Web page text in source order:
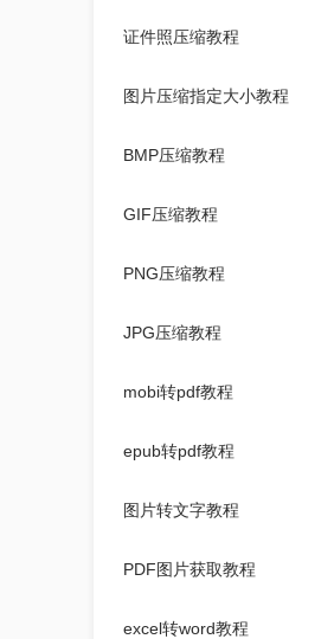
证件照压缩教程
图片压缩指定大小教程
BMP压缩教程
GIF压缩教程
PNG压缩教程
JPG压缩教程
mobi转pdf教程
epub转pdf教程
图片转文字教程
PDF图片获取教程
excel转word教程